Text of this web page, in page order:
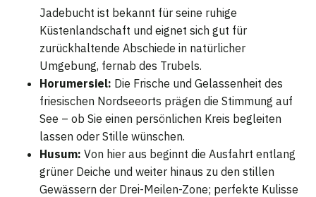
Jadebucht ist bekannt für seine ruhige
Küstenlandschaft und eignet sich gut für
zurückhaltende Abschiede in natürlicher
Umgebung, fernab des Trubels.
Horumersiel: Die Frische und Gelassenheit des
friesischen Nordseeorts prägen die Stimmung auf
See – ob Sie einen persönlichen Kreis begleiten
lassen oder Stille wünschen.
Husum: Von hier aus beginnt die Ausfahrt entlang
grüner Deiche und weiter hinaus zu den stillen
Gewässern der Drei-Meilen-Zone; perfekte Kulisse